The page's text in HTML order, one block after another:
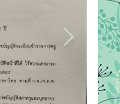
Next